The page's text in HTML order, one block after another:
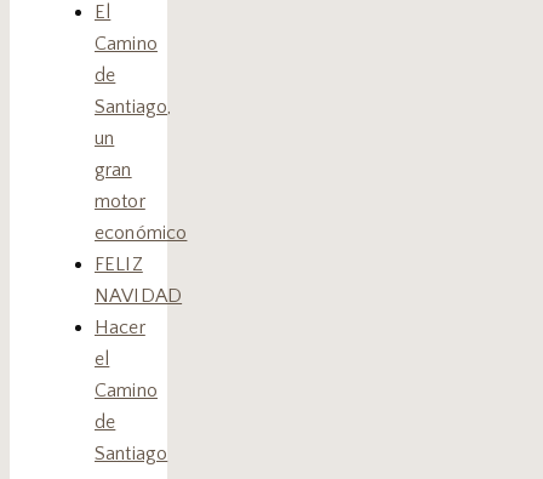
El
Camino
de
Santiago,
un
gran
motor
económico
FELIZ
NAVIDAD
Hacer
el
Camino
de
Santiago